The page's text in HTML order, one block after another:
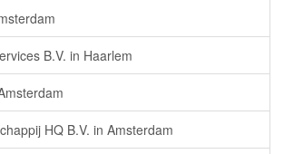
B.V. in Haarlem
HQ B.V. in Amsterdam